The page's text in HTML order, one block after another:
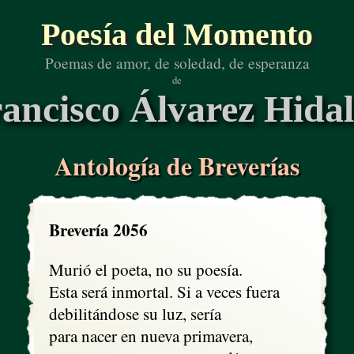
Poesía del Momento
Poemas de amor, de soledad, de esperanza
de
Álvarez
Antología de Breverías
Brevería 2056
Murió el poeta, no su poesía.
Esta será inmortal. Si a veces fuera
debilitándose su luz, sería
para nacer en nueva primavera,